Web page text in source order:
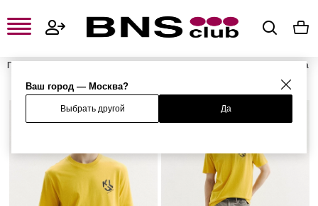
Ваш город — Москва?
Выбрать другой Да
Главная
Мужская одежда